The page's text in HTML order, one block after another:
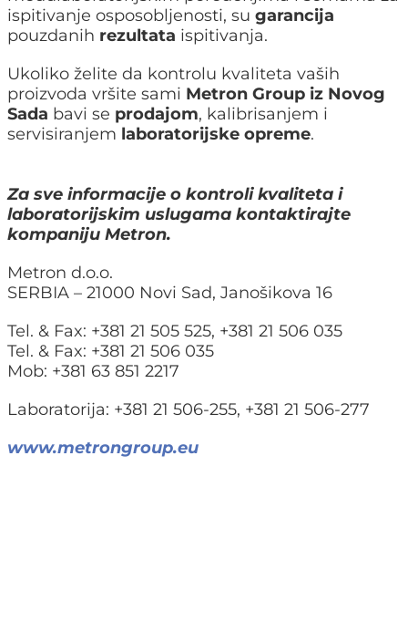
ispitivanje osposobljenosti, su garancija
pouzdanih rezultata ispitivanja.
Ukoliko želite da kontrolu kvaliteta vaših
proizvoda vršite sami Metron Group iz Novog
Sada bavi se prodajom, kalibrisanjem i
servisiranjem laboratorijske opreme.
Za sve informacije o kontroli kvaliteta i
laboratorijskim uslugama kontaktirajte
kompaniju Metron.
Metron d.o.o.
SERBIA – 21000 Novi Sad, Janošikova 16
Tel. & Fax: +381 21 505 525, +381 21 506 035
Tel. & Fax: +381 21 506 035
Mob: +381 63 851 2217
Laboratorija: +381 21 506-255, +381 21 506-277
www.metrongroup.eu